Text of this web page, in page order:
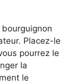
Placez-le
pourrez le
la
le